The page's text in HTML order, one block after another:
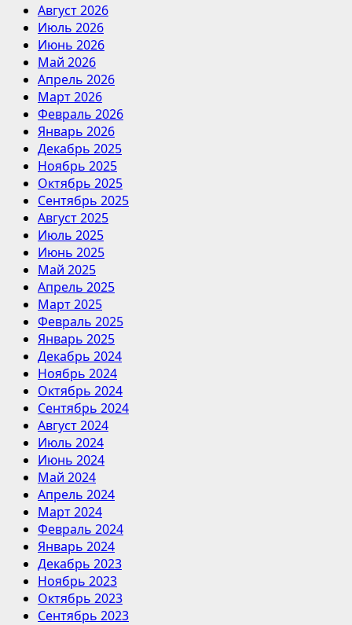
Август 2026
Июль 2026
Июнь 2026
Май 2026
Апрель 2026
Март 2026
Февраль 2026
Январь 2026
Декабрь 2025
Ноябрь 2025
Октябрь 2025
Сентябрь 2025
Август 2025
Июль 2025
Июнь 2025
Май 2025
Апрель 2025
Март 2025
Февраль 2025
Январь 2025
Декабрь 2024
Ноябрь 2024
Октябрь 2024
Сентябрь 2024
Август 2024
Июль 2024
Июнь 2024
Май 2024
Апрель 2024
Март 2024
Февраль 2024
Январь 2024
Декабрь 2023
Ноябрь 2023
Октябрь 2023
Сентябрь 2023